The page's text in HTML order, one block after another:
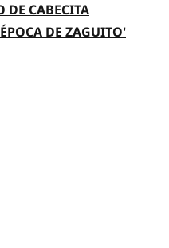
DE CABECITA
DE ZAGUITO'